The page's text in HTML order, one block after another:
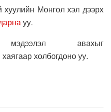
хуулийн Монгол хэл дээрх
уу.
авахыг
хаягаар холбогдоно уу.